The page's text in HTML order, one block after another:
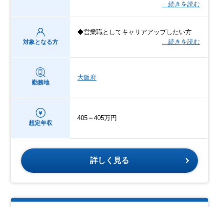
…続きを読む
対象となる方
◆営業職としてキャリアアップしたい方
…続きを読む
勤務地
大阪府
想定年収
405～405万円
詳しく見る